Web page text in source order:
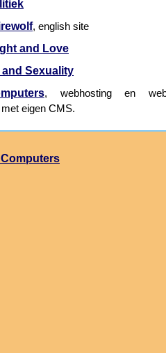
, english site
and Love
Sexuality
, webhosting en
eigen CMS.